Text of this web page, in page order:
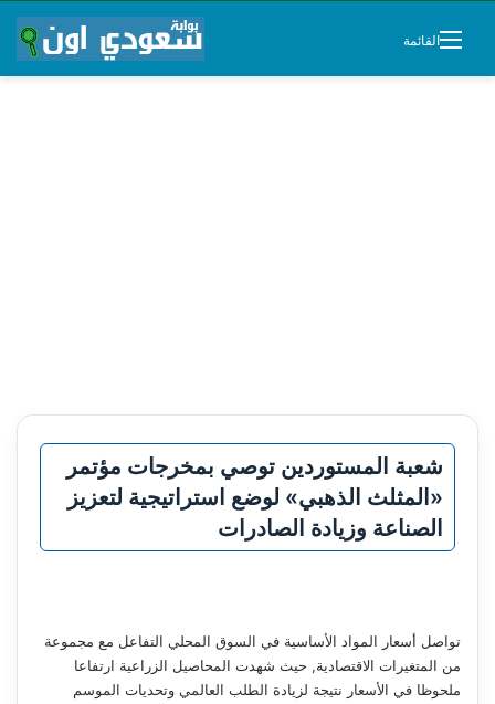
القائمة
شعبة المستوردين توصي بمخرجات مؤتمر
«المثلث الذهبي» لوضع استراتيجية لتعزيز
الصناعة وزيادة الصادرات
تواصل أسعار المواد الأساسية في السوق المحلي التفاعل مع مجموعة
من المتغيرات الاقتصادية, حيث شهدت المحاصيل الزراعية ارتفاعا
ملحوظا في الأسعار نتيجة لزيادة الطلب العالمي وتحديات الموسم